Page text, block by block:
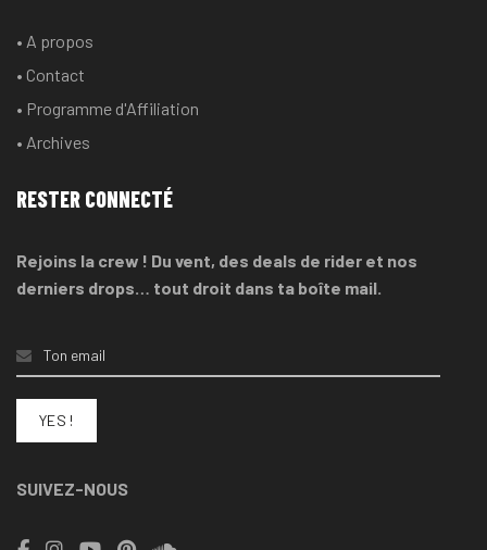
• A propos
• Contact
• Programme d'Affiliation
• Archives
RESTER CONNECTÉ
Rejoins la crew ! Du vent, des deals de rider et nos
derniers drops… tout droit dans ta boîte mail.
SUIVEZ-NOUS